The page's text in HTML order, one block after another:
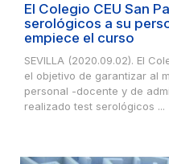
El Colegio CEU San
serológicos a su
empiece el curso
SEVILLA (2020.09.02). El
el objetivo de garantizar al
personal -docente y de
realizado test serológicos ...